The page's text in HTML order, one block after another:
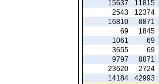
11815
15637
12374
2543
8871
16810
1845
69
69
1061
69
3655
8871
9797
2724
23620
42993
14184